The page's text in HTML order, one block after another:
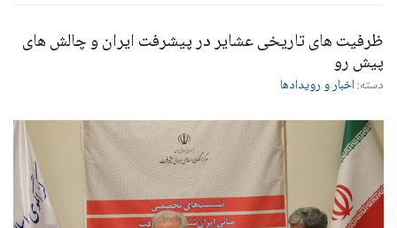
ظرفیت های تاریخی عشایر در پیشرفت ایران و چالش های
پیش رو
دسته:اخبار و رویدادها